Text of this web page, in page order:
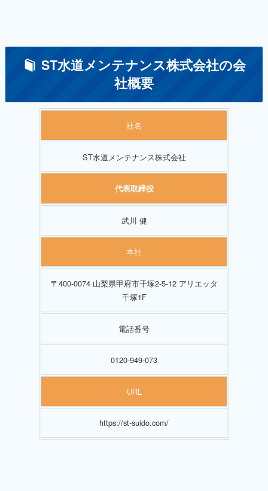
ST水道メンテナンス株式会社の会
社概要
社名
ST水道メンテナンス株式会社
代表取締役
武川 健
本社
〒400-0074 山梨県甲府市千塚2-5-12 アリエッタ
千塚1F
電話番号
0120-949-073
URL
https://st-suido.com/